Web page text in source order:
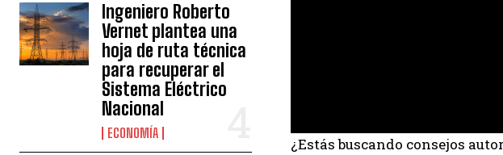
Ingeniero Roberto
Vernet plantea una
hoja de ruta técnica
para recuperar el
Sistema Eléctrico
Nacional
ECONOMÍA
¿Estás buscando consejos